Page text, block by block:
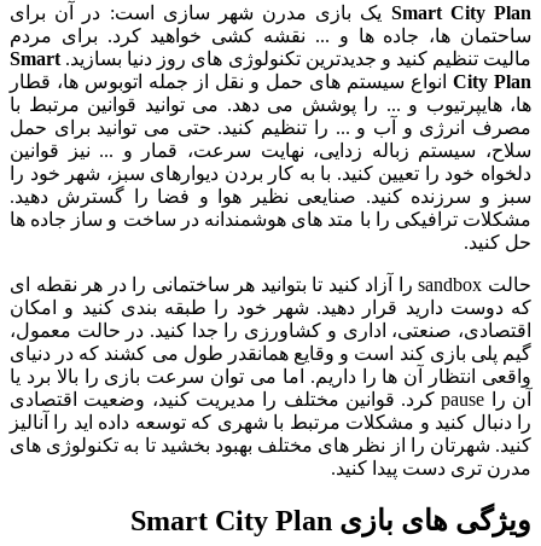
Smart Cityیک بازی مدرن شهر سازی است: در آن برای
ها، جاده ها و ... نقشه کشی خواهید کرد. برای مردم
تنظیم کنید و جدیدترین تکنولوژی های روز دنیا بسازید. Smart
Cityانواع سیستم های حمل و نقل از جمله اتوبوس ها، قطار
هایپرتیوب و ... را پوشش می دهد. می توانید قوانین مرتبط با
انرژی و آب و ... را تنظیم کنید. حتی می توانید برای حمل
سیستم زباله زدایی، نهایت سرعت، قمار و ... نیز قوانین
خود را تعیین کنید. با به کار بردن دیوارهای سبز، شهر خود را
و سرزنده کنید. صنایعی نظیر هوا و فضا را گسترش دهید.
ترافیکی را با متد های هوشمندانه در ساخت و ساز جاده ها
کنید.
حالت sandbox را آزاد کنید تا بتوانید هر ساختمانی را در هر نقطه ای
دوست دارید قرار دهید. شهر خود را طبقه بندی کنید و امکان
صنعتی، اداری و کشاورزی را جدا کنید. در حالت معمول،
پلی بازی کند است و وقایع همانقدر طول می کشند که در دنیای
انتظار آن ها را داریم. اما می توان سرعت بازی را بالا برد یا
آن را pause کرد. قوانین مختلف را مدیریت کنید، وضعیت اقتصادی
دنبال کنید و مشکلات مرتبط با شهری که توسعه داده اید را آنالیز
شهرتان را از نظر های مختلف بهبود بخشید تا به تکنولوژی های
تری دست پیدا کنید.
های بازیSmart City Plan